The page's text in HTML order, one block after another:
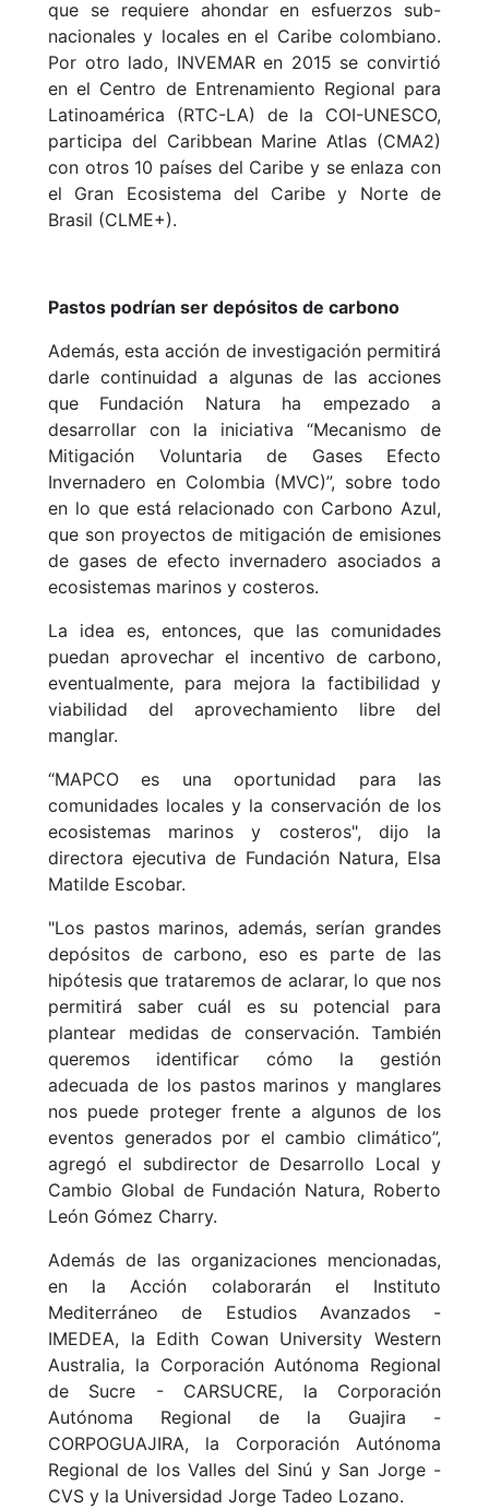
que se requiere ahondar en esfuerzos sub-
nacionales y locales en el Caribe colombiano.
Por otro lado, INVEMAR en 2015 se convirtió
en el Centro de Entrenamiento Regional para
Latinoamérica (RTC-LA) de la COI-UNESCO,
participa del Caribbean Marine Atlas (CMA2)
con otros 10 países del Caribe y se enlaza con
el Gran Ecosistema del Caribe y Norte de
Brasil (CLME+).
Pastos podrían ser depósitos de carbono
Además, esta acción de investigación permitirá
darle continuidad a algunas de las acciones
que Fundación Natura ha empezado a
desarrollar con la iniciativa “Mecanismo de
Mitigación Voluntaria de Gases Efecto
Invernadero en Colombia (MVC)”, sobre todo
en lo que está relacionado con Carbono Azul,
que son proyectos de mitigación de emisiones
de gases de efecto invernadero asociados a
ecosistemas marinos y costeros.
La idea es, entonces, que las comunidades
puedan aprovechar el incentivo de carbono,
eventualmente, para mejora la factibilidad y
viabilidad del aprovechamiento libre del
manglar.
“MAPCO es una oportunidad para las
comunidades locales y la conservación de los
ecosistemas marinos y costeros", dijo la
directora ejecutiva de Fundación Natura, Elsa
Matilde Escobar.
"Los pastos marinos, además, serían grandes
depósitos de carbono, eso es parte de las
hipótesis que trataremos de aclarar, lo que nos
permitirá saber cuál es su potencial para
plantear medidas de conservación. También
queremos identificar cómo la gestión
adecuada de los pastos marinos y manglares
nos puede proteger frente a algunos de los
eventos generados por el cambio climático”,
agregó el subdirector de Desarrollo Local y
Cambio Global de Fundación Natura, Roberto
León Gómez Charry.
Además de las organizaciones mencionadas,
en la Acción colaborarán el Instituto
Mediterráneo de Estudios Avanzados -
IMEDEA, la Edith Cowan University Western
Australia, la Corporación Autónoma Regional
de Sucre - CARSUCRE, la Corporación
Autónoma Regional de la Guajira -
CORPOGUAJIRA, la Corporación Autónoma
Regional de los Valles del Sinú y San Jorge -
CVS y la Universidad Jorge Tadeo Lozano.